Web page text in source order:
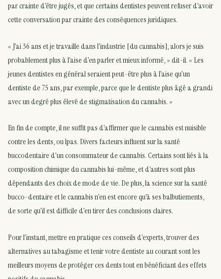
par crainte d’être jugés, et que certains dentistes peuvent refuser d’avoir
cette conversation par crainte des conséquences juridiques.
« J’ai 36 ans et je travaille dans l’industrie [du cannabis], alors je suis
probablement plus à l’aise d’en parler et mieux informé, » dit-il. « Les
jeunes dentistes en général seraient peut-être plus à l’aise qu’un
dentiste de 75 ans, par exemple, parce que le dentiste plus âgé a grandi
avec un degré plus élevé de stigmatisation du cannabis. »
En fin de compte, il ne suffit pas d’affirmer que le cannabis est nuisible
contre les dents, ou lpas. Divers facteurs influent sur la santé
buccodentaire d’un consommateur de cannabis. Certains sont liés à la
composition chimique du cannabis lui-même, et d’autres sont plus
dépendants des choix de mode de vie. De plus, la science sur la santé
bucco-dentaire et le cannabis n’en est encore qu’à ses balbutiements,
de sorte qu’il est difficile d’en tirer des conclusions claires.
Pour l’instant, mettre en pratique ces conseils d’experts, trouver des
alternatives au tabagisme et tenir votre dentiste au courant sont les
meilleurs moyens de protéger ces dents tout en bénéficiant des effets